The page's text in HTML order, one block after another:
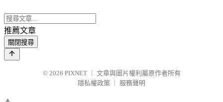
推薦文章
關閉搜尋
© 2026 PIXNET
文章與圖片權利屬原作者所有
隱私權政策
服務聲明